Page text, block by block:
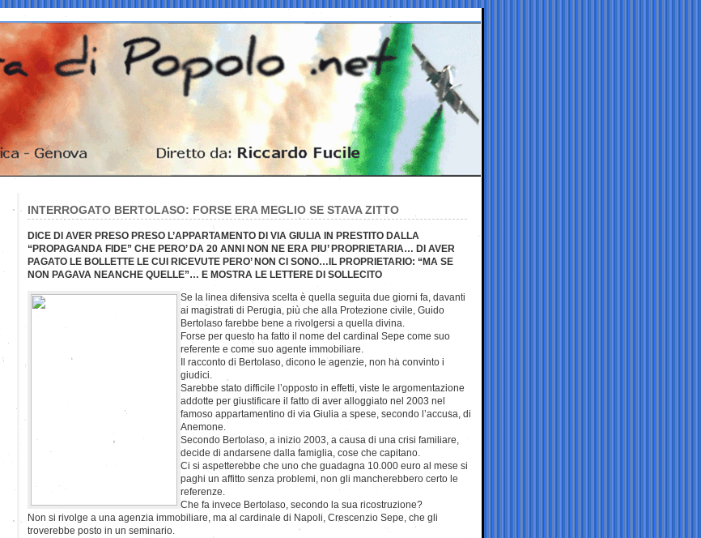
INTERROGATO BERTOLASO: FORSE ERA MEGLIO SE STAVA ZITTO
DICE DI AVER PRESO PRESO L’APPARTAMENTO DI VIA GIULIA IN PRESTITO DALLA
“PROPAGANDA FIDE” CHE PERO’ DA 20 ANNI NON NE ERA PIU’ PROPRIETARIA… DI AVER
PAGATO LE BOLLETTE LE CUI RICEVUTE PERO’ NON CI SONO…IL PROPRIETARIO: “MA SE
NON PAGAVA NEANCHE QUELLE”… E MOSTRA LE LETTERE DI SOLLECITO
Se la linea difensiva scelta è quella seguita due giorni fa, davanti
ai magistrati di Perugia, più che alla Protezione civile, Guido
Bertolaso farebbe bene a rivolgersi a quella divina.
Forse per questo ha fatto il nome del cardinal Sepe come suo
referente e come suo agente immobiliare.
Il racconto di Bertolaso, dicono le agenzie, non ha convinto i
giudici.
Sarebbe stato difficile l’opposto in effetti, viste le argomentazione
addotte per giustificare il fatto di aver alloggiato nel 2003 nel
famoso appartamentino di via Giulia a spese, secondo l’accusa, di
Anemone.
Secondo Bertolaso, a inizio 2003, a causa di una crisi familiare,
decide di andarsene dalla famiglia, cose che capitano.
Ci si aspetterebbe che uno che guadagna 10.000 euro al mese si
paghi un affitto senza problemi, non gli mancherebbero certo le
referenze.
Che fa invece Bertolaso, secondo la sua ricostruzione?
Non si rivolge a una agenzia immobiliare, ma al cardinale di Napoli, Crescenzio Sepe, che gli
troverebbe posto in un seminario.